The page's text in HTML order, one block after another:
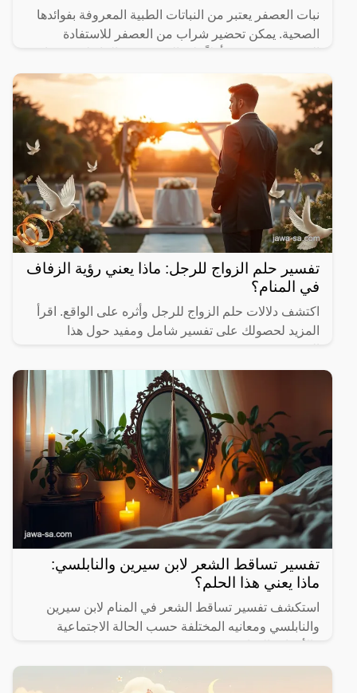
نبات العصفر يعتبر من النباتات الطبية المعروفة بفوائدها
الصحية. يمكن تحضير شراب من العصفر للاستفادة
ثم
تفسير حلم الزواج للرجل: ماذا يعني رؤية الزفاف
في المنام؟
اكتشف دلالات حلم الزواج للرجل وأثره على الواقع. اقرأ
المزيد لحصولك على تفسير شامل ومفيد حول هذا
تفسير تساقط الشعر لابن سيرين والنابلسي:
ماذا يعني هذا الحلم؟
استكشف تفسير تساقط الشعر في المنام لابن سيرين
والنابلسي ومعانيه المختلفة حسب الحالة الاجتماعية